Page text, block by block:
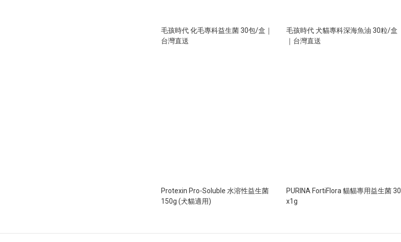
毛孩時代 化毛專科益生菌 30包/盒｜
台灣直送
毛孩時代 犬貓專科深海魚油 30粒/盒
｜台灣直送
Protexin Pro-Soluble 水溶性益生菌
150g (犬貓適用)
PURINA FortiFlora 貓貓專用益生菌 30
x1g